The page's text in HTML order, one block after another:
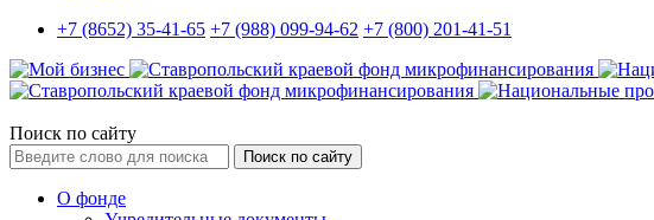
+7 (8652) 35-41-65 +7 (988) 099-94-62 +7 (800) 201-41-51
Поиск по сайту
Поиск по сайту
О фонде